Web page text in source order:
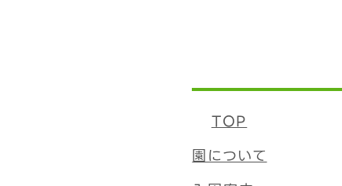
TOP
園について